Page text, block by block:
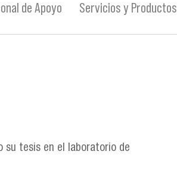
de Apoyo Servicios y Productos
su tesis en el laboratorio de